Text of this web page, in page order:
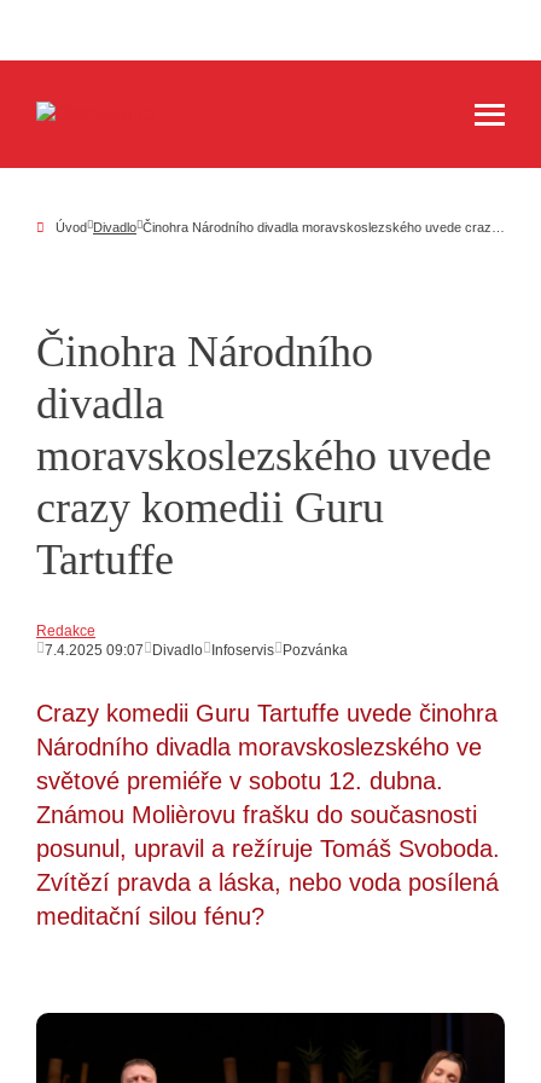
Úvod Divadlo
Činohra Národního
divadla
moravskoslezského uvede
crazy komedii Guru
Tartuffe
Redakce
7.4.2025 09:07
Divadlo Infoservis Pozvánka
Crazy komedii Guru Tartuffe uvede činohra
Národního divadla moravskoslezského ve
světové premiéře v sobotu 12. dubna.
Známou Molièrovu frašku do současnosti
posunul, upravil a režíruje Tomáš Svoboda.
Zvítězí pravda a láska, nebo voda posílená
meditační silou fénu?